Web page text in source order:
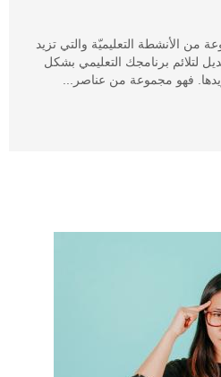
من الأنشطة التعليميّة والتي تزيد
لتلائم برنامجك التعليمي بشكل
فهو مجموعة من عناصر...